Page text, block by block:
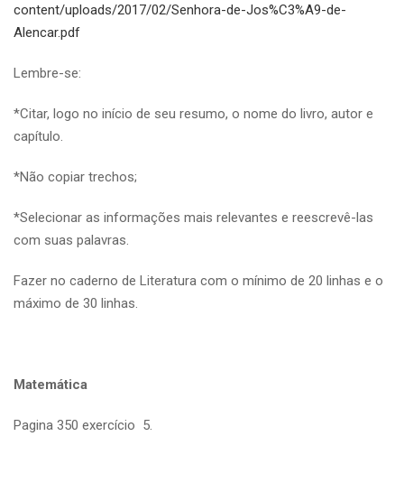
content/uploads/2017/02/Senhora-de-Jos%C3%A9-de-
Alencar.pdf
Lembre-se:
*Citar, logo no início de seu resumo, o nome do livro, autor e
capítulo.
*Não copiar trechos;
*Selecionar as informações mais relevantes e reescrevê-las
com suas palavras.
Fazer no caderno de Literatura com o mínimo de 20 linhas e o
máximo de 30 linhas.
Matemática
Pagina 350 exercício 5.